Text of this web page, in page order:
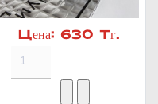
Цена: 630 Тг.